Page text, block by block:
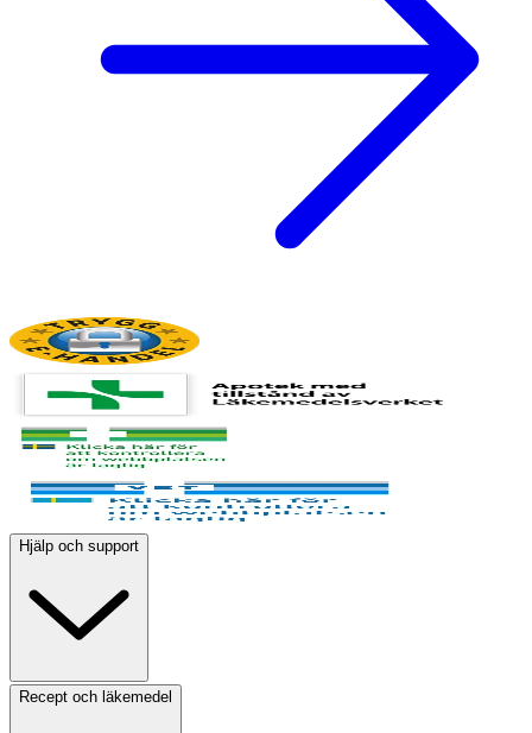
Hjälp och support
Recept och läkemedel